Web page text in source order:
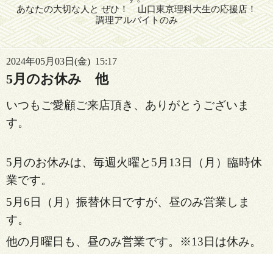
あなたの大切な人と ぜひ！ 山口東京理科大生の応援店！
調理アルバイトのみ
2024年05月03日(金) 15:17
5月のお休み 他
いつもご愛顧ご来店頂き、ありがとうございま
す。
5月のお休みは、毎週火曜と5月13日（月）臨時休
業です。
5月6日（月）振替休日ですが、昼のみ営業しま
す。
他の月曜日も、昼のみ営業です。※13日は休み。